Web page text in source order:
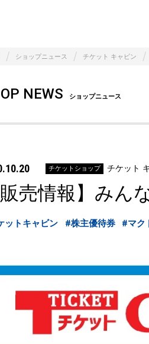
ショップニュース チケット キャビン
NEWS ショップニュース
チケットショップ チケット
販売情報】み
ットキャビン #株主優待券 #マク